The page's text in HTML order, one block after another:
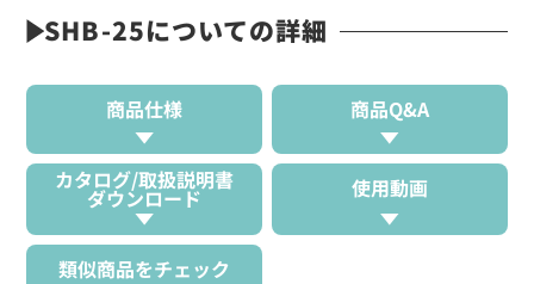
SHB-25についての詳細
商品仕様 商品Q&A
カタログ/取扱説明書
ダウンロード 使用動画
類似商品をチェック